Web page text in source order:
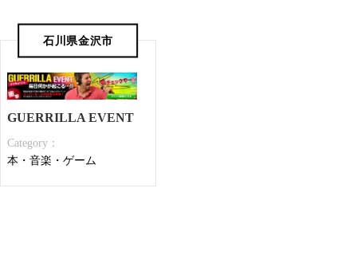
石川県金沢市
GUERRILLA EVENT
Category：
本・音楽・ゲーム